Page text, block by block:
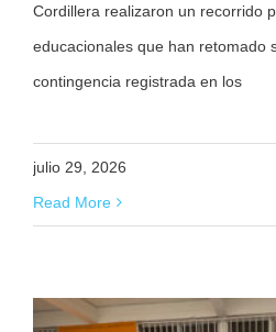
Cordillera realizaron un recorrido
educacionales que han retomado
contingencia registrada en los
julio 29, 2026
Read More